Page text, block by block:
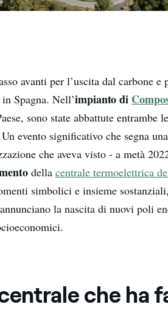
avanti per l’uscita dal carbone
Spagna. Nell’impianto di
sono state abbattute
evento significativo che segna
che aveva visto - a metà
della centrale termoelettrica
simbolici e insieme
la nascita di nuovi poli
che ha